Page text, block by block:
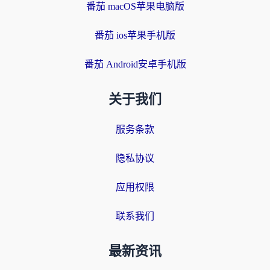
番茄 macOS苹果电脑版
番茄 ios苹果手机版
番茄 Android安卓手机版
关于我们
服务条款
隐私协议
应用权限
联系我们
最新资讯